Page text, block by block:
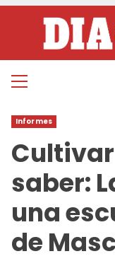
contenido
Menú
Informes
saber:
una
de